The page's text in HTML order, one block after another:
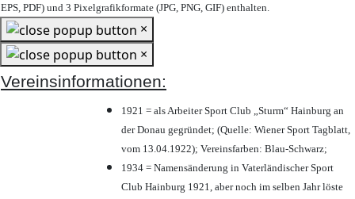
EPS, PDF) und 3 Pixelgrafikformate (JPG, PNG, GIF) enthalten.
×
×
Vereinsinformationen:
1921 = als Arbeiter Sport Club „Sturm“ Hainburg an
der Donau gegründet; (Quelle: Wiener Sport Tagblatt,
vom 13.04.1922); Vereinsfarben: Blau-Schwarz;
1934 = Namensänderung in Vaterländischer Sport
Club Hainburg 1921, aber noch im selben Jahr löste